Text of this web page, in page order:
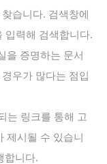
습니다. 검색창에
입력해 검색합니다.
을 증명하는 문서
우가 많다는 점입
는 링크를 통해 고
제시될 수 있습니
합니다.